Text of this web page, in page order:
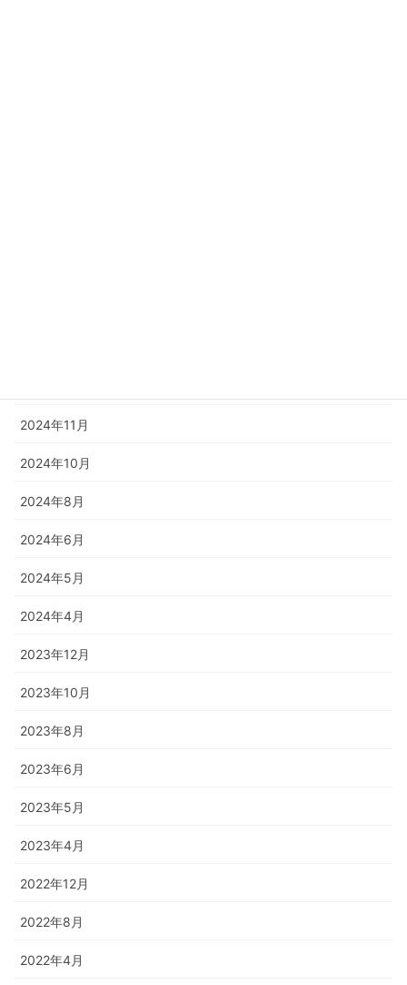
2024年11月
2024年10月
2024年8月
2024年6月
2024年5月
2024年4月
2023年12月
2023年10月
2023年8月
2023年6月
2023年5月
2023年4月
2022年12月
2022年8月
2022年4月